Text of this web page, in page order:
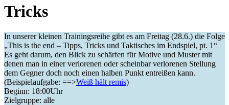
Tricks
In unserer kleinen Trainingsreihe gibt es am Freitag (28.6.) die Folge
„This is the end – Tipps, Tricks und Taktisches im Endspiel, pt. 1“
Es geht darum, den Blick zu schärfen für Motive und Muster mit
denen man in einer verlorenen oder scheinbar verlorenen Stellung
dem Gegner doch noch einen halben Punkt entreißen kann.
(Beispielaufgabe: ==>Weiß hält remis)
Beginn: 18:00Uhr
Zielgruppe: alle